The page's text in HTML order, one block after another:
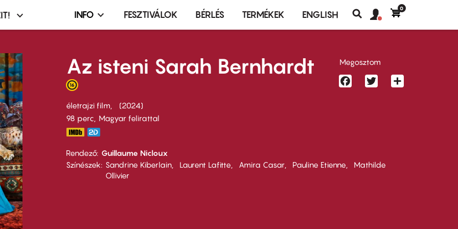
Infó,
terembérlés
menü
INFO FESZTIVÁLOK BÉRLÉS TERMÉKEK ENGLISH
Keresés
fiók
Felhasználói
0
Az isteni Sarah Bernhardt
életrajzi film
2024
98 perc,
Magyar felirattal
Rendező Guillaume Nicloux
Színészek
Sandrine Kiberlain Laurent Lafitte Amira Casar Pauline Etienne
Mathilde
Ollivier
Megosztom
FacebookTwitter